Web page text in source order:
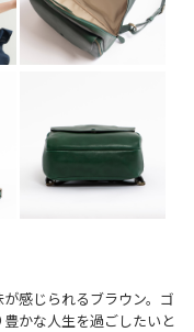
感じられるブラウン。ゴ
かな人生を過ごしたいと